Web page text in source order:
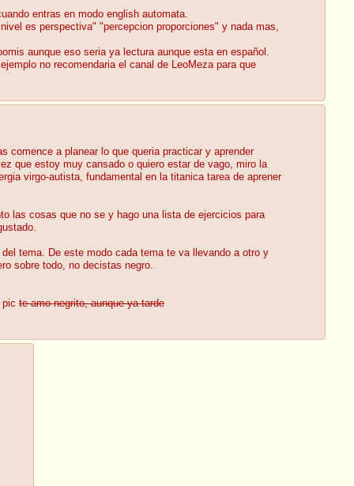
entras en modo english automata.
es perspectiva" "percepcion proporciones" y nada mas,
aunque eso seria ya lectura aunque esta en español.
no recomendaria el canal de LeoMeza para que
comence a planear lo que queria practicar y aprender
que estoy muy cansado o quiero estar de vago, miro la
virgo-autista, fundamental en la titanica tarea de aprener
las cosas que no se y hago una lista de ejercicios para
tema. De este modo cada tema te va llevando a otro y
sobre todo, no decistas negro.
pic te amo negrito, aunque ya tarde